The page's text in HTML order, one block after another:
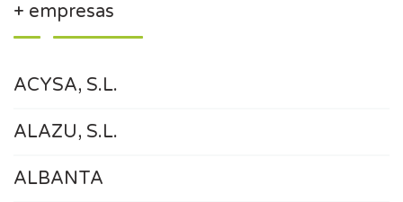
+ empresas
ACYSA, S.L.
ALAZU, S.L.
ALBANTA